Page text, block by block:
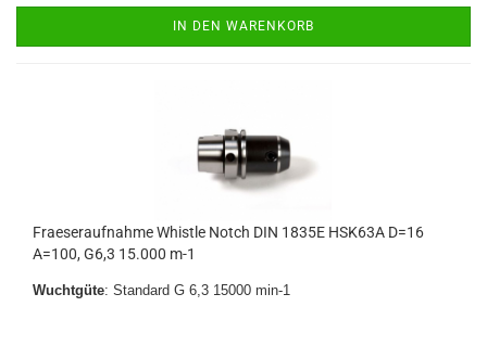
IN DEN WARENKORB
Fraeseraufnahme Whistle Notch DIN 1835E HSK63A D=16
A=100, G6,3 15.000 m-1
Wuchtgüte: Standard G 6,3 15000 min-1